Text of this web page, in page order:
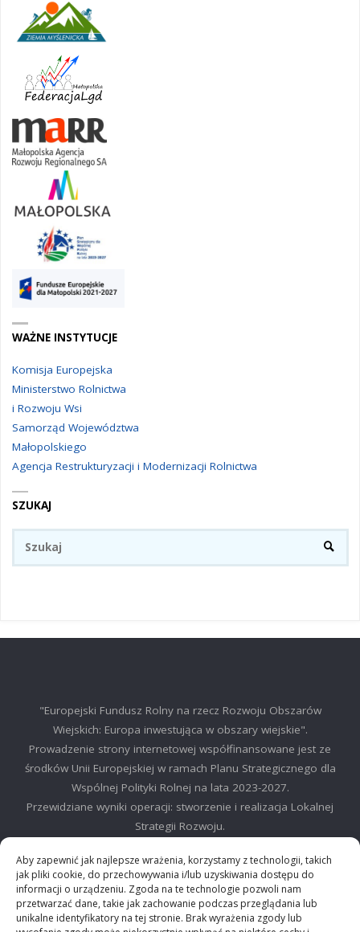
Aby zapewnić jak najlepsze wrażenia, korzystamy z technologii, takich
jak pliki cookie, do przechowywania i/lub uzyskiwania dostępu do
informacji o urządzeniu. Zgoda na te technologie pozwoli nam
przetwarzać dane, takie jak zachowanie podczas przeglądania lub
unikalne identyfikatory na tej stronie. Brak wyrażenia zgody lub
WAŻNE INSTYTUCJE
Komisja Europejska
Ministerstwo Rolnictwa
i Rozwoju Wsi
Samorząd Województwa
Małopolskiego
Agencja Restrukturyzacji i Modernizacji Rolnictwa
SZUKAJ
"Europejski Fundusz Rolny na rzecz Rozwoju Obszarów
Wiejskich: Europa inwestująca w obszary wiejskie".
Prowadzenie strony internetowej współfinansowane jest ze
środków Unii Europejskiej w ramach Planu Strategicznego dla
Wspólnej Polityki Rolnej na lata 2023-2027.
Przewidziane wyniki operacji: stworzenie i realizacja Lokalnej
Strategii Rozwoju.